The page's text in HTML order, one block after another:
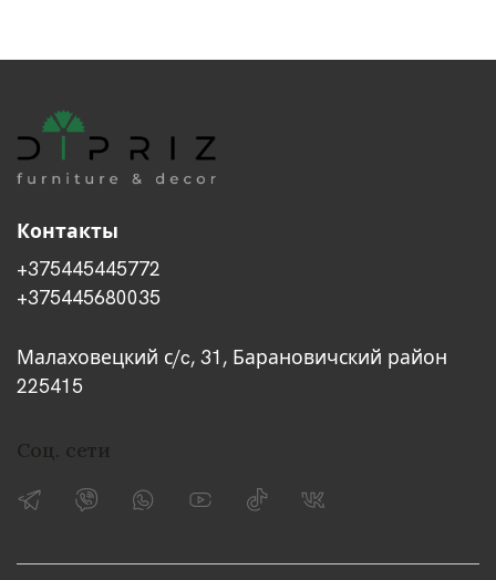
Контакты
+375445445772
+375445680035
Малаховецкий с/c, 31, Барановичский район
225415
Соц. сети